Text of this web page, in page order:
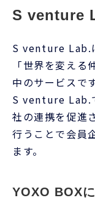
S venture Lab.
社の連携を促進
行うことで会員
ます。
YOXO BOX
次世代起業人材
で地域・生活等
援に取り組む施